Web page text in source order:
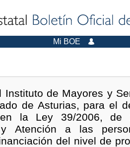
Mi BOE
de Mayores y
de Asturias, para el
en la Ley 39/2006,
Atención a las
del nivel de